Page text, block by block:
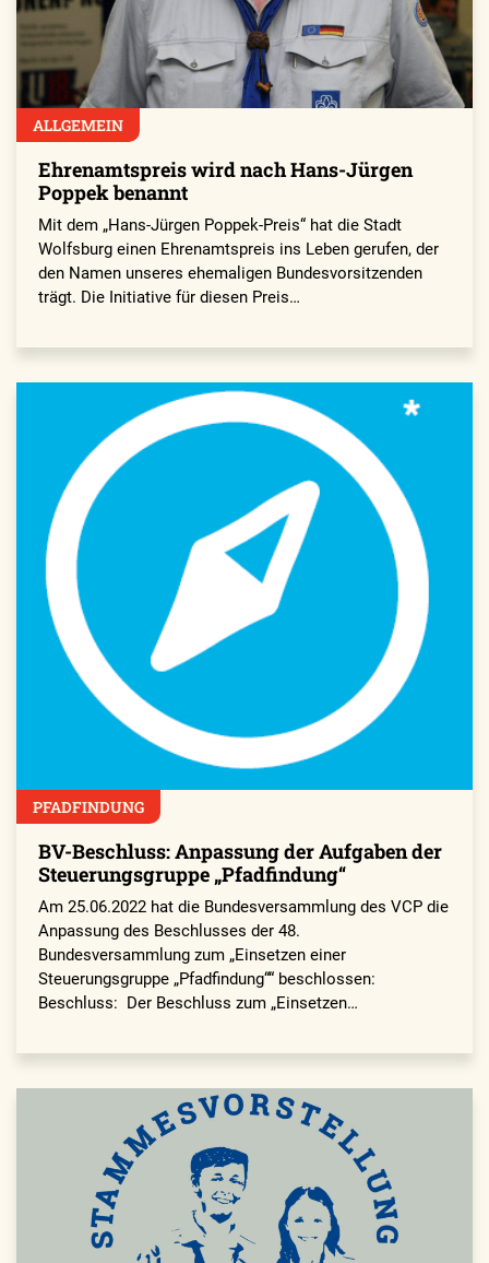
ALLGEMEIN
Ehrenamtspreis wird nach Hans-Jürgen
Poppek benannt
Mit dem „Hans-Jürgen Poppek-Preis“ hat die Stadt
Wolfsburg einen Ehrenamtspreis ins Leben gerufen, der
den Namen unseres ehemaligen Bundesvorsitzenden
trägt. Die Initiative für diesen Preis…
PFADFINDUNG
BV-Beschluss: Anpassung der Aufgaben der
Steuerungsgruppe „Pfadfindung“
Am 25.06.2022 hat die Bundesversammlung des VCP die
Anpassung des Beschlusses der 48.
Bundesversammlung zum „Einsetzen einer
Steuerungsgruppe „Pfadfindung““ beschlossen:
Beschluss: Der Beschluss zum „Einsetzen…